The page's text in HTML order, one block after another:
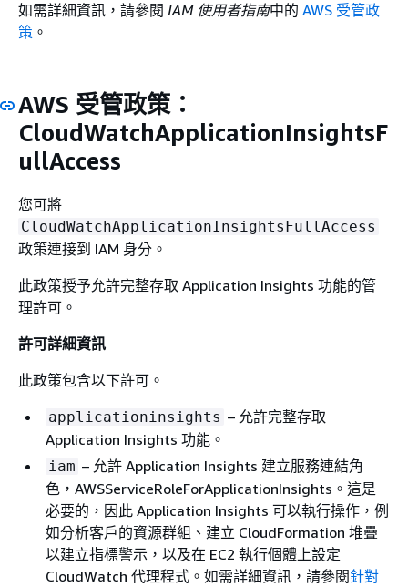
如需詳細資訊，請參閱 IAM 使用者指南中的 AWS 受管政
策 。
AWS 受管政策：
CloudWatchApplicationInsightsF
ullAccess
您可將
CloudWatchApplicationInsightsFullAccess
政策連接到 IAM 身分。
此政策授予允許完整存取 Application Insights 功能的管
理許可。
許可詳細資訊
此政策包含以下許可。
applicationinsights – 允許完整存取
Application Insights 功能。
iam – 允許 Application Insights 建立服務連結角
色，AWSServiceRoleForApplicationInsights。這是
必要的，因此 Application Insights 可以執行操作，例
如分析客戶的資源群組、建立 CloudFormation 堆疊
以建立指標警示，以及在 EC2 執行個體上設定
CloudWatch 代理程式。如需詳細資訊，請參閱針對